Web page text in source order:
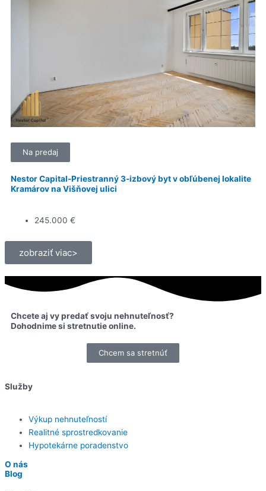
Na predaj
Nestor Capital-Priestranný 3-izbový byt v obľúbenej lokalite
Kramárov na Višňovej ulici
245.000 €
zobraziť viac>
Chcete aj vy predať svoju nehnuteľnosť?
Dohodnime si stretnutie online.
Chcem sa stretnúť
Služby
Výkup nehnuteľností
Realitné sprostredkovanie
Hypotekárne poradenstvo
O nás
Blog